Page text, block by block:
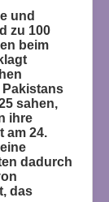
und
zu 100
beim
sahen,
ihre
am 24.
dadurch
das